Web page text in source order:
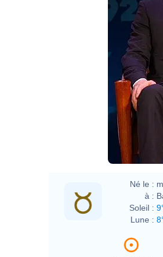
Né le :
à :
Soleil :
Lune :